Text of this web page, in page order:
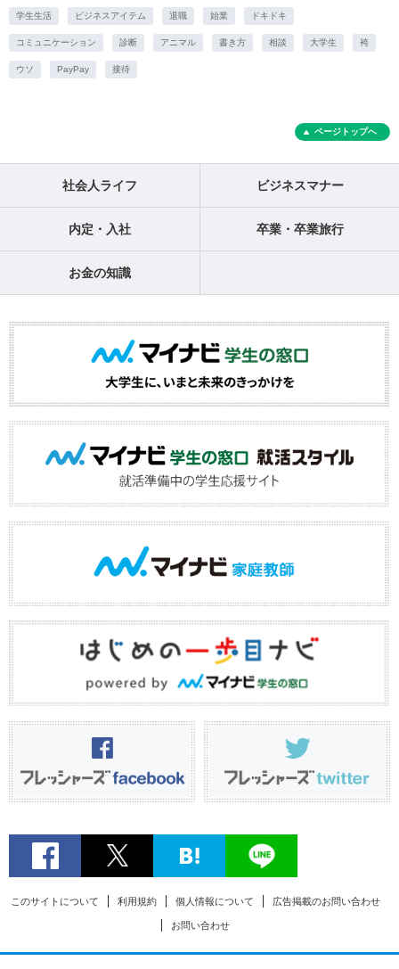
学生生活 ビジネスアイテム 退職 始業 ドキドキ
コミュニケーション 診断 アニマル 書き方 相談 大学生 袴
ウソ PayPay 接待
ページトップへ
社会人ライフ ビジネスマナー
内定・入社 卒業・卒業旅行
お金の知識
このサイトについて 利用規約 個人情報について 広告掲載のお問い合わせ
お問い合わせ